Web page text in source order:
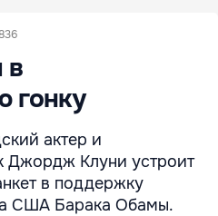
в
гонку
актер и
Джордж Клуни устроит
в поддержку
США Барака Обамы.